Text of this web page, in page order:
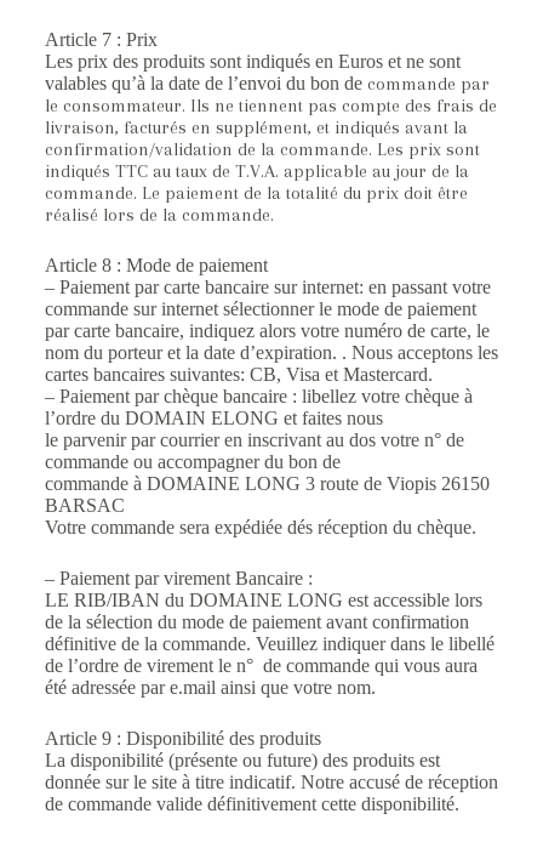
Article 7 : Prix
Les prix des produits sont indiqués en Euros et ne sont
valables qu’à la date de l’envoi du bon de commande par
le consommateur. Ils ne tiennent pas compte des frais de
livraison, facturés en supplément, et indiqués avant la
confirmation/validation de la commande. Les prix sont
indiqués TTC au taux de T.V.A. applicable au jour de la
commande. Le paiement de la totalité du prix doit être
réalisé lors de la commande.
Article 8 : Mode de paiement
– Paiement par carte bancaire sur internet: en passant votre
commande sur internet sélectionner le mode de paiement
par carte bancaire, indiquez alors votre numéro de carte, le
nom du porteur et la date d’expiration. . Nous acceptons les
cartes bancaires suivantes: CB, Visa et Mastercard.
– Paiement par chèque bancaire : libellez votre chèque à
l’ordre du DOMAIN ELONG et faites nous
le parvenir par courrier en inscrivant au dos votre n° de
commande ou accompagner du bon de
commande à DOMAINE LONG 3 route de Viopis 26150
BARSAC
Votre commande sera expédiée dés réception du chèque.
– Paiement par virement Bancaire :
LE RIB/IBAN du DOMAINE LONG est accessible lors
de la sélection du mode de paiement avant confirmation
définitive de la commande. Veuillez indiquer dans le libellé
de l’ordre de virement le n° de commande qui vous aura
été adressée par e.mail ainsi que votre nom.
Article 9 : Disponibilité des produits
La disponibilité (présente ou future) des produits est
donnée sur le site à titre indicatif. Notre accusé de réception
de commande valide définitivement cette disponibilité.